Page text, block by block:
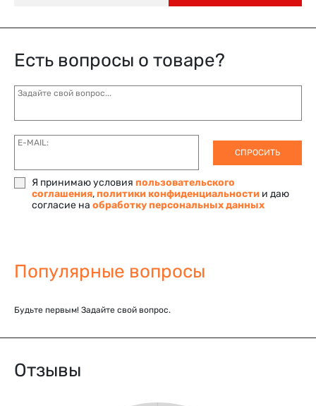
Есть вопросы о товаре?
Задайте свой вопрос...
E-MAIL:
СПРОСИТЬ
Я принимаю условия пользовательского
соглашения,политики конфиденциальности и даю
согласие на обработку персональных данных
Популярные вопросы
Будьте первым! Задайте свой вопрос.
Отзывы